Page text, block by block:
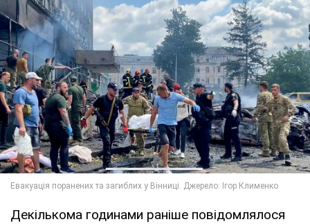
Декількома годинами раніше повідомлялося